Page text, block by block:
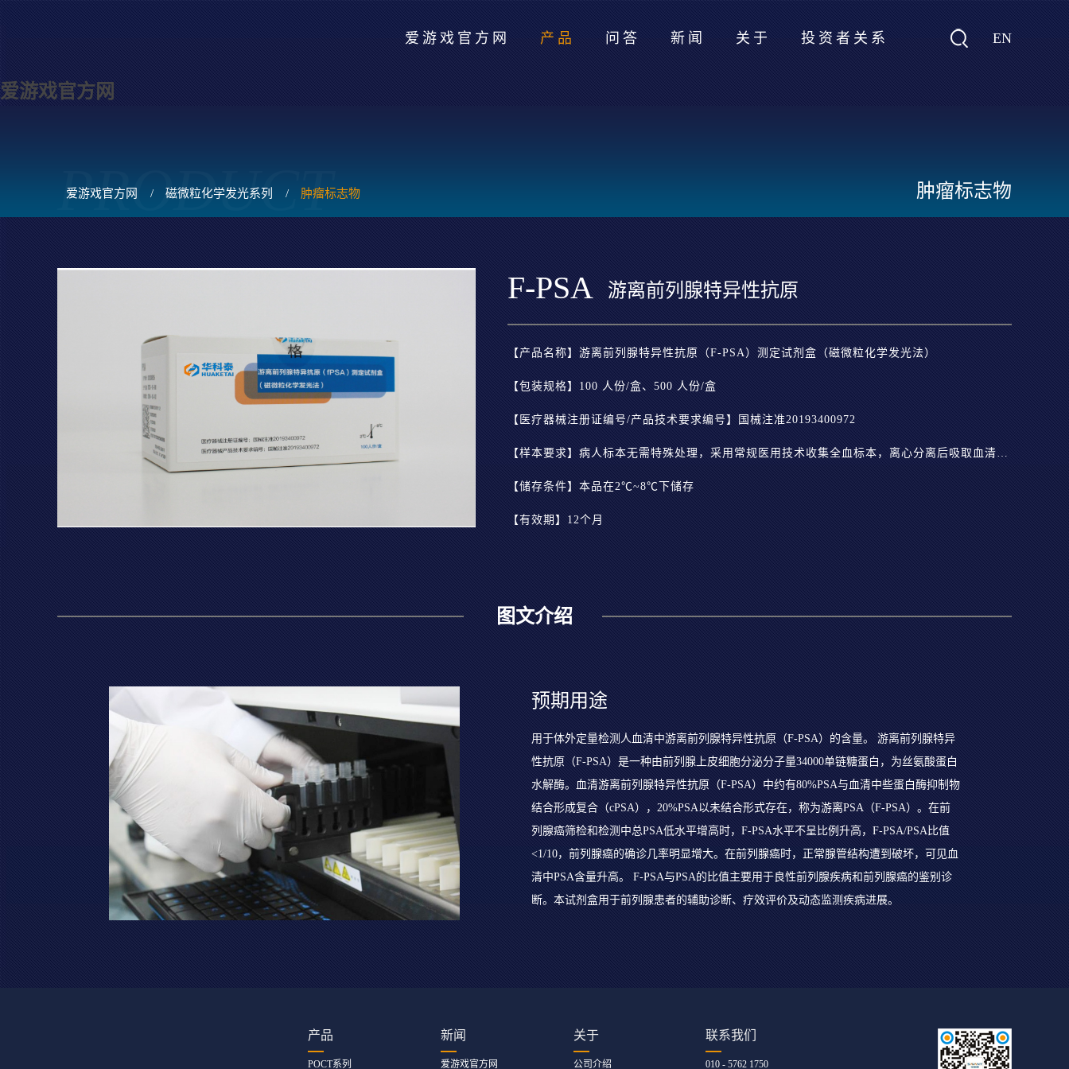
爱游戏官方网
EN
爱游戏官方网 产品 问答 新闻 关于 投资者关系
肿瘤标志物
PRODUCT
爱游戏官方网 / 磁微粒化学发光系列 / 肿瘤标志物
F-PSA 游离前列腺特异性抗原
【产品名称】游离前列腺特异性抗原（F-PSA）测定试剂盒（磁微粒化学发光法）
【包装规格】100 人份/盒、500 人份/盒
【医疗器械注册证编号/产品技术要求编号】国械注准20193400972
【样本要求】病人标本无需特殊处理，采用常规医用技术收集全血标本，离心分离后吸取血清用于检测。
【储存条件】本品在2℃~8℃下储存
【有效期】12个月
图文介绍
预期用途
用于体外定量检测人血清中游离前列腺特异性抗原（F-PSA）的含量。 游离前列腺特异
性抗原（F-PSA）是一种由前列腺上皮细胞分泌分子量34000单链糖蛋白，为丝氨酸蛋白
水解酶。血清游离前列腺特异性抗原（F-PSA）中约有80%PSA与血清中些蛋白酶抑制物
结合形成复合（cPSA），20%PSA以未结合形式存在，称为游离PSA（F-PSA）。在前
列腺癌筛检和检测中总PSA低水平增高时，F-PSA水平不呈比例升高，F-PSA/PSA比值
<1/10，前列腺癌的确诊几率明显增大。在前列腺癌时，正常腺管结构遭到破坏，可见血
清中PSA含量升高。 F-PSA与PSA的比值主要用于良性前列腺疾病和前列腺癌的鉴别诊
断。本试剂盒用于前列腺患者的辅助诊断、疗效评价及动态监测疾病进展。
产品
POCT系列
新闻
爱游戏官方网
关于
公司介绍
联系我们
010 - 5762 1750